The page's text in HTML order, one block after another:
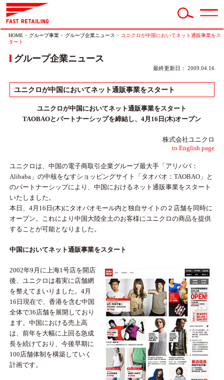
HOME > グループ事業 > グループ企業ニュース > ユニクロが中国においてネット通販事業をス
タート
グループ企業ニュース
最終更新日： 2009.04.16
ユニクロが中国においてネット通販事業をスタート
ユニクロが中国においてネット通販事業をスタート
TAOBAOとパートナーシップを締結し、4月16日(木)オープン
株式会社ユニクロ
to English page
ユニクロは、中国の電子商取引企業グループ最大手「アリババ：
Alibaba」の中核をなすショッピングサイト「タオバオ：TAOBAO」と
のパートナーシップにより、中国におけるネット通販事業をスタート
いたしました。
本日、4月16日(木)にタオバオモール内と独自サイトの２店舗を同時に
オープン。これにより中国大陸全土のお客様にユニクロの商品を提供
することが可能となりました。
中国においてネット通販事業をスタート
2002年9月に上海1号店を開店
後、ユニクロは着実に店舗網
を整えてまいりました。4月
16日現在で、香港を含む中国
全体で36店舗を展開しており
ます。中国における売上高
は、前年を大幅に上回る急成
長を続けており、今後早期に
100店舗体制を構築していく
計画です。